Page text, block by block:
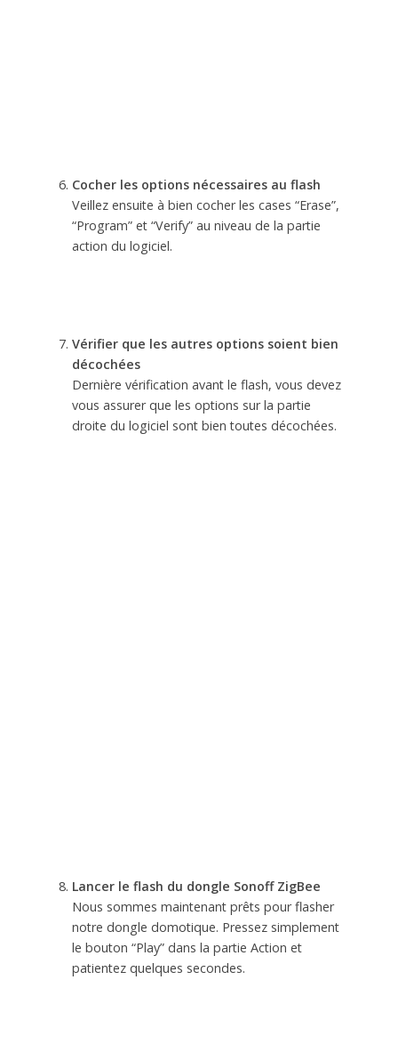
Cocher les options nécessaires au flash
Veillez ensuite à bien cocher les cases “Erase”,
“Program” et “Verify” au niveau de la partie
action du logiciel.
Vérifier que les autres options soient bien
décochées
Dernière vérification avant le flash, vous devez
vous assurer que les options sur la partie
droite du logiciel sont bien toutes décochées.
Lancer le flash du dongle Sonoff ZigBee
Nous sommes maintenant prêts pour flasher
notre dongle domotique. Pressez simplement
le bouton “Play” dans la partie Action et
patientez quelques secondes.